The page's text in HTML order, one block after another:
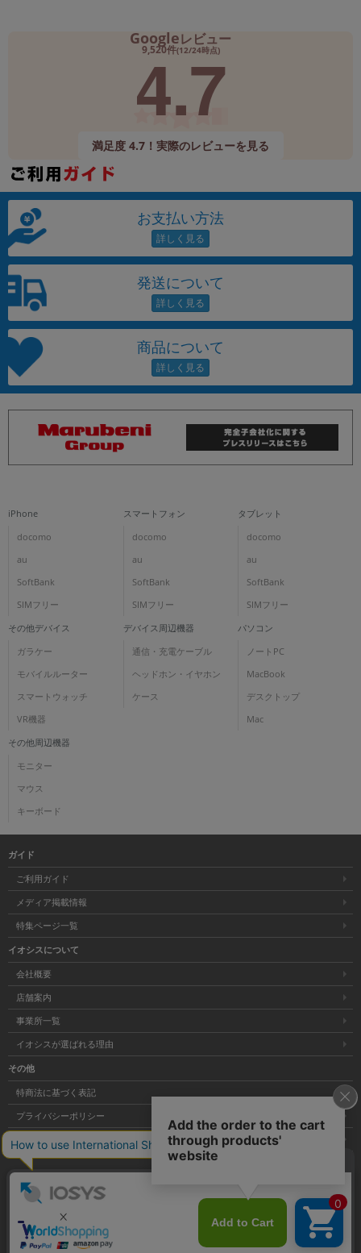
Googleレビュー
9,520件(12/24時点)
4.7
満足度 4.7！実際のレビューを見る
お支払い方法
発送について
商品について
iPhone
docomo
au
SoftBank
SIMフリー
スマートフォン
docomo
au
SoftBank
SIMフリー
タブレット
docomo
au
SoftBank
SIMフリー
その他デバイス
ガラケー
モバイルルーター
スマートウォッチ
VR機器
デバイス周辺機器
通信・充電ケーブル
ヘッドホン・イヤホン
ケース
パソコン
ノートPC
MacBook
デスクトップ
Mac
その他周辺機器
モニター
マウス
キーボード
ガイド
ご利用ガイド
メディア掲載情報
特集ページ一覧
イオシスについて
会社概要
店舗案内
事業所一覧
イオシスが選ばれる理由
その他
特商法に基づく表記
プライバシーポリシー
サイトマップ
大阪府公安委員会発行 古物商許可証 第621121002176号
Copyright © 株式会社イオシス All Rights Reserved.